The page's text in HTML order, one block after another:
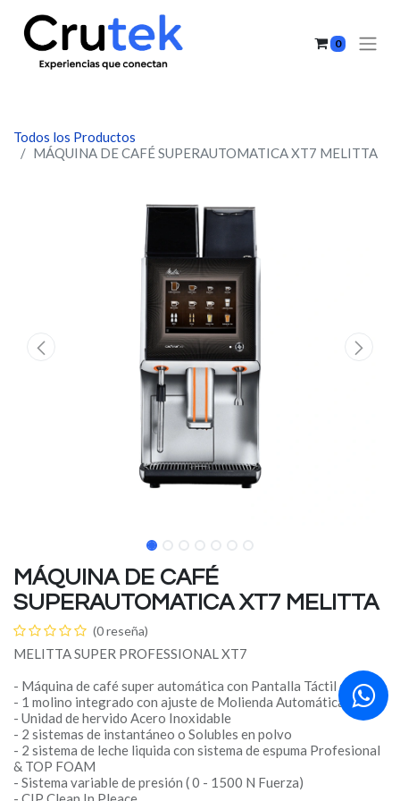
0
Todos los Productos
MÁQUINA DE CAFÉ SUPERAUTOMATICA XT7 MELITTA
MÁQUINA DE CAFÉ
SUPERAUTOMATICA XT7 MELITTA
(0 reseña)
MELITTA SUPER PROFESSIONAL XT7
- Máquina de café super automática con Pantalla Táctil de 8.4"
- 1 molino integrado con ajuste de Molienda Automática.
- Unidad de hervido Acero Inoxidable
- 2 sistemas de instantáneo o Solubles en polvo
- 2 sistema de leche liquida con sistema de espuma Profesional
& TOP FOAM
- Sistema variable de presión ( 0 - 1500 N Fuerza)